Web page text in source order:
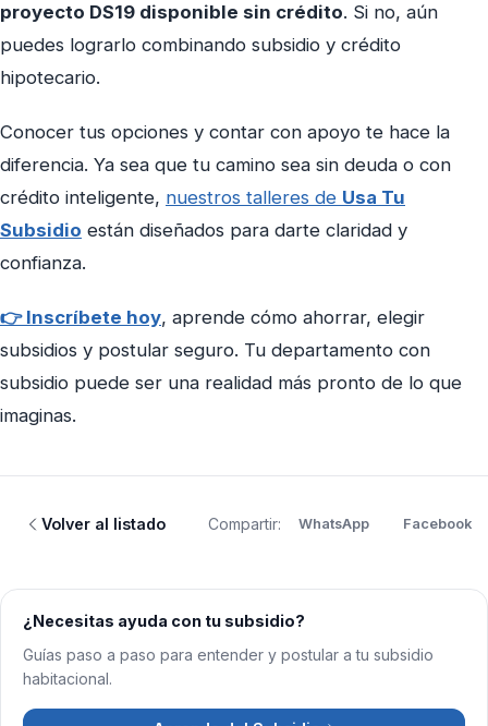
proyecto DS19 disponible sin crédito. Si no, aún
puedes lograrlo combinando subsidio y crédito
hipotecario.
Conocer tus opciones y contar con apoyo te hace la
diferencia. Ya sea que tu camino sea sin deuda o con
crédito inteligente, nuestros talleres de Usa Tu
Subsidio están diseñados para darte claridad y
confianza.
👉 Inscríbete hoy, aprende cómo ahorrar, elegir
subsidios y postular seguro. Tu departamento con
subsidio puede ser una realidad más pronto de lo que
imaginas.
Volver al listado Compartir: WhatsApp Facebook
¿Necesitas ayuda con tu subsidio?
Guías paso a paso para entender y postular a tu subsidio
habitacional.